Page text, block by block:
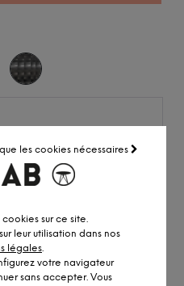
les cookies nécessaires
cookies sur ce site.
leur utilisation dans nos
légales.
votre navigateur
sans accepter. Vous